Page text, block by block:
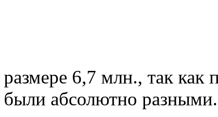
размере 6,7 млн., так как
были абсолютно разными.